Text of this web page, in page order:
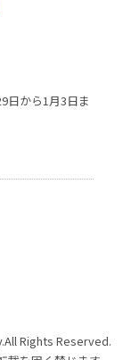
日から1月3日ま
Rights Reserved.